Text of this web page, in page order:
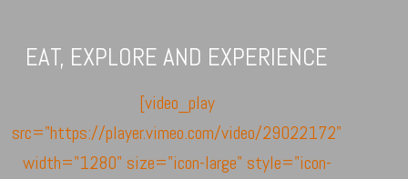
EAT, EXPLORE AND EXPERIENCE
[video_play
src="https://player.vimeo.com/video/29022172"
width="1280" size="icon-large" style="icon-